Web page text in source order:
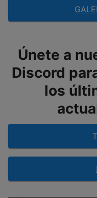
Únete a
Discord
los